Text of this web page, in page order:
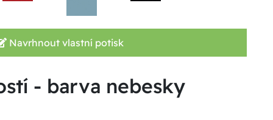
Navrhnout vlastní potisk
- barva nebesky